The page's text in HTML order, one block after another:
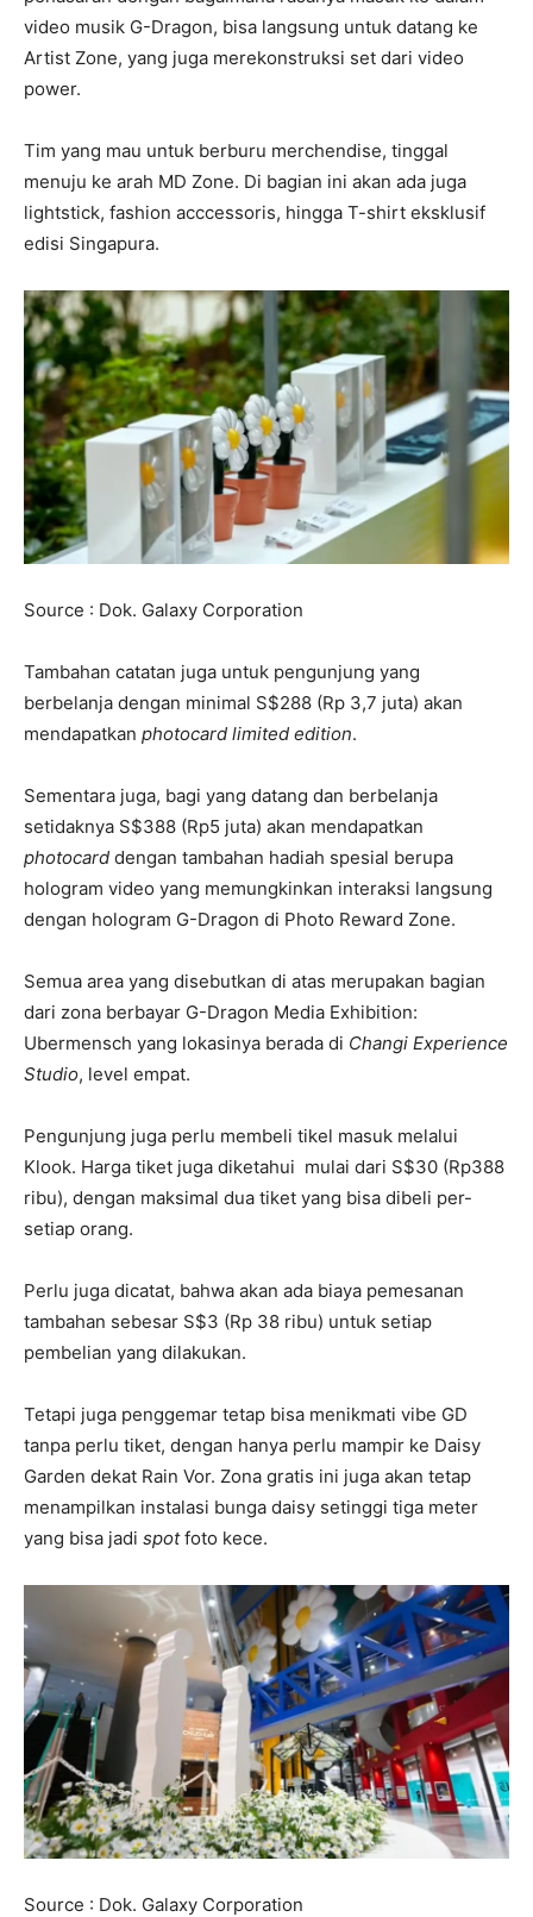
video musik G-Dragon, bisa langsung untuk datang ke
Artist Zone, yang juga merekonstruksi set dari video
power.
Tim yang mau untuk berburu merchendise, tinggal
menuju ke arah MD Zone. Di bagian ini akan ada juga
lightstick, fashion acccessoris, hingga T-shirt eksklusif
edisi Singapura.
Source : Dok. Galaxy Corporation
Tambahan catatan juga untuk pengunjung yang
berbelanja dengan minimal S$288 (Rp 3,7 juta) akan
mendapatkan photocard limited edition.
Sementara juga, bagi yang datang dan berbelanja
setidaknya S$388 (Rp5 juta) akan mendapatkan
photocard dengan tambahan hadiah spesial berupa
hologram video yang memungkinkan interaksi langsung
dengan hologram G-Dragon di Photo Reward Zone.
Semua area yang disebutkan di atas merupakan bagian
dari zona berbayar G-Dragon Media Exhibition:
Ubermensch yang lokasinya berada di Changi Experience
Studio, level empat.
Pengunjung juga perlu membeli tikel masuk melalui
Klook. Harga tiket juga diketahui mulai dari S$30 (Rp388
ribu), dengan maksimal dua tiket yang bisa dibeli per-
setiap orang.
Perlu juga dicatat, bahwa akan ada biaya pemesanan
tambahan sebesar S$3 (Rp 38 ribu) untuk setiap
pembelian yang dilakukan.
Tetapi juga penggemar tetap bisa menikmati vibe GD
tanpa perlu tiket, dengan hanya perlu mampir ke Daisy
Garden dekat Rain Vor. Zona gratis ini juga akan tetap
menampilkan instalasi bunga daisy setinggi tiga meter
yang bisa jadi spotfoto kece.
Source : Dok. Galaxy Corporation